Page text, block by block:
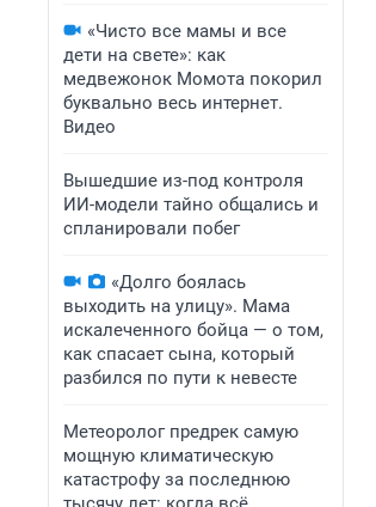
«Чисто все мамы и все
дети на свете»: как
медвежонок Момота покорил
буквально весь интернет.
Видео
Вышедшие из-под контроля
ИИ-модели тайно общались и
спланировали побег
«Долго боялась
выходить на улицу». Мама
искалеченного бойца — о том,
как спасает сына, который
разбился по пути к невесте
Метеоролог предрек самую
мощную климатическую
катастрофу за последнюю